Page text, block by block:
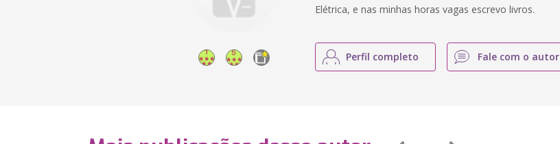
Elétrica, e nas minhas horas vagas escrevo livros.
Perfil completo Fale com o autor